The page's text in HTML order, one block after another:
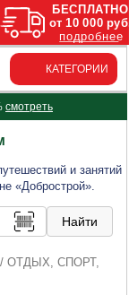
КАТЕГОРИИ
смотреть
и занятий
«Добрострой».
ОТДЫХ, СПОРТ,